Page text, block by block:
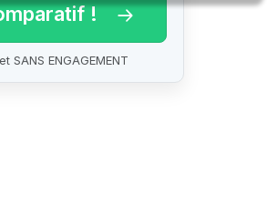
!
SANS ENGAGEMENT